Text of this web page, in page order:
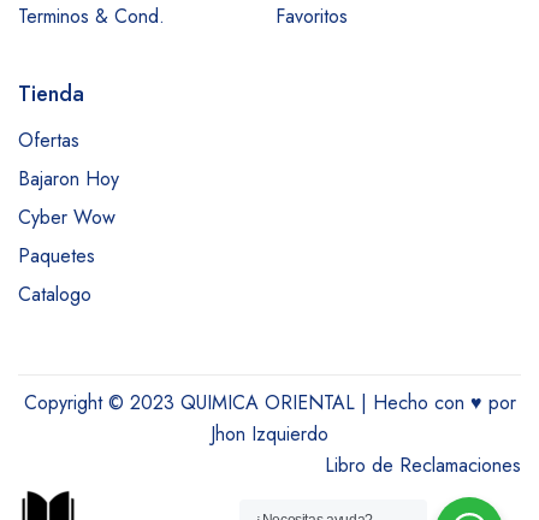
Terminos & Cond.
Favoritos
Tienda
Ofertas
Bajaron Hoy
Cyber Wow
Paquetes
Catalogo
Copyright © 2023 QUIMICA ORIENTAL | Hecho con ♥ por
Jhon Izquierdo
Libro de Reclamaciones